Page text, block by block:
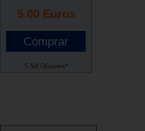
5.00 Euros
5.54 Dólares*